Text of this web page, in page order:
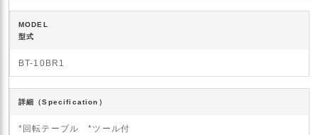
MODEL
型式
BT-10BR1
詳細（Specification）
*回転テーブル *ツール付